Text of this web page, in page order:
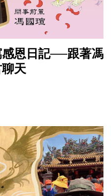
恩日記──跟著馮
天